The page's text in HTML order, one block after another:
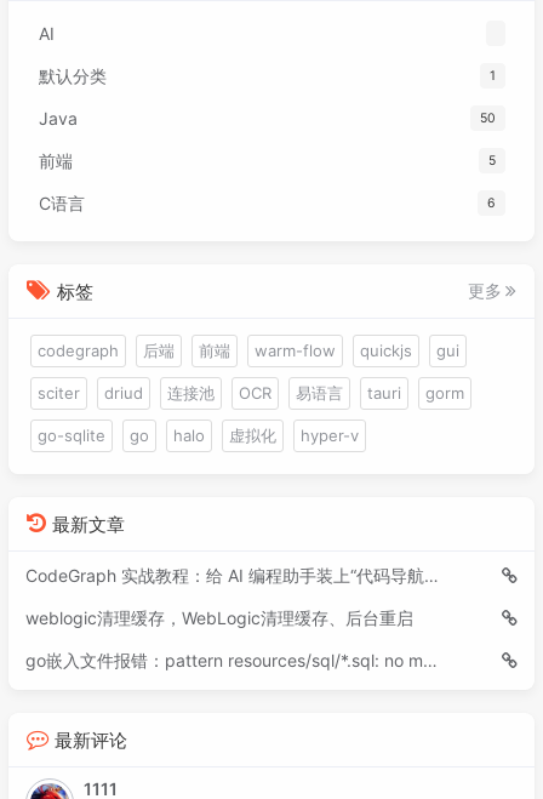
AI
默认分类 1
Java 50
前端 5
C语言 6
标签 更多
codegraph 后端 前端 warm-flow quickjs gui
sciter driud 连接池 OCR 易语言 tauri gorm
go-sqlite go halo 虚拟化 hyper-v
最新文章
CodeGraph 实战教程：给 AI 编程助手装上“代码导航仪”
weblogic清理缓存，WebLogic清理缓存、后台重启
go嵌入文件报错：pattern resources/sql/*.sql: no matching files found
最新评论
1111